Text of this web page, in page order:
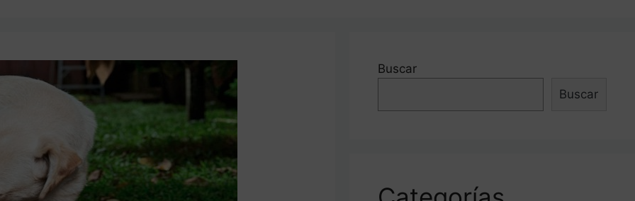
Buscar
Buscar